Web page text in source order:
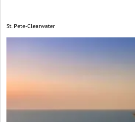
St. Pete-Clearwater